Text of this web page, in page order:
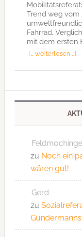
Trend weg vom
Fahrrad.
mit dem ersten
[… weiterlesen …]
zu Noch ein
wären gut!
Gerd
zu